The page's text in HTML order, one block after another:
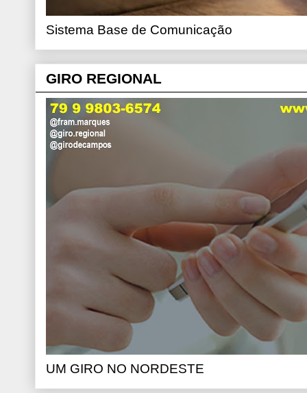
Sistema Base de Comunicação
GIRO REGIONAL
UM GIRO NO NORDESTE